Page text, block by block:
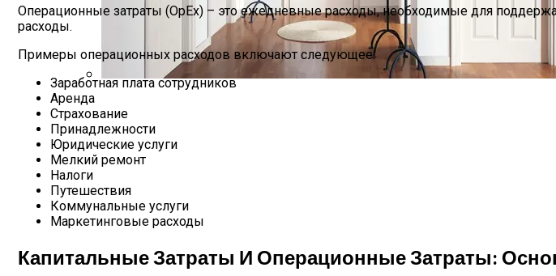
Операционные затраты (OpEx) – это ежедневные расходы, необходимые для
расходы.
Примеры операционных расходов включают следующее:
Заработная плата сотрудников
Аренда
Страхование
Принадлежности
Юридические услуги
Мелкий ремонт
Налоги
Путешествия
Коммунальные услуги
Маркетинговые расходы
Капитальные Затраты И Операционные Затраты: